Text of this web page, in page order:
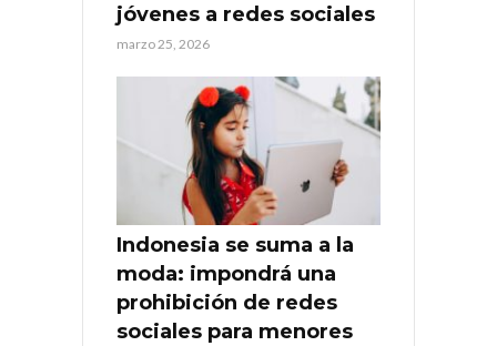
jóvenes a redes sociales
marzo 25, 2026
Indonesia se suma a la
moda: impondrá una
prohibición de redes
sociales para menores